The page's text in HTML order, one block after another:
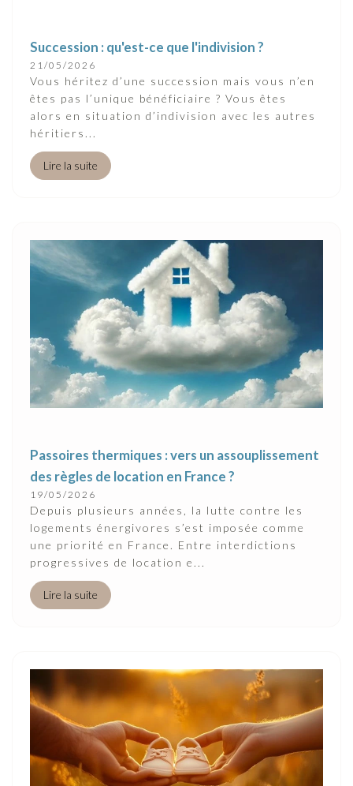
Succession : qu'est-ce que l'indivision ?
21/05/2026
Vous héritez d’une succession mais vous n’en
êtes pas l’unique bénéficiaire ? Vous êtes
alors en situation d’indivision avec les autres
héritiers...
Lire la suite
Passoires thermiques : vers un assouplissement
des règles de location en France ?
19/05/2026
Depuis plusieurs années, la lutte contre les
logements énergivores s’est imposée comme
une priorité en France. Entre interdictions
progressives de location e...
Lire la suite